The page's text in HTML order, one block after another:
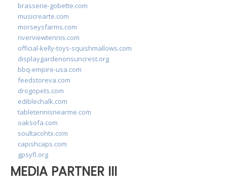
brasserie-gobette.com
musicrearte.com
morseysfarms.com
riverviewtennis.com
official-kelly-toys-squishmallows.com
displaygardenonsuncrest.org
bbq-empire-usa.com
feedstoreva.com
drogopets.com
ediblechalk.com
tabletennisnearme.com
oaksofa.com
soultacohtx.com
capishcaps.com
gpsyfl.org
MEDIA PARTNER III